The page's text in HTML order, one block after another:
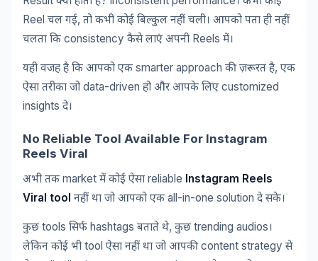
Reel चल गई, तो कभी कोई बिल्कुल नहीं चली। आपको पता ही नहीं
चलता कि consistency कैसे लाएं अपनी Reels में।
यही वजह है कि आपको एक smarter approach की ज़रूरत है, एक
ऐसा तरीका जो data-driven हो और आपके लिए customized
insights दे।
No Reliable Tool Available For Instagram
Reels Viral
अभी तक market में कोई ऐसा reliable Instagram Reels
Viral tool नहीं था जो आपको एक all-in-one solution दे सके।
कुछ tools सिर्फ hashtags बताते थे, कुछ trending audios ।
लेकिन कोई भी tool ऐसा नहीं था जो आपकी content strategy से